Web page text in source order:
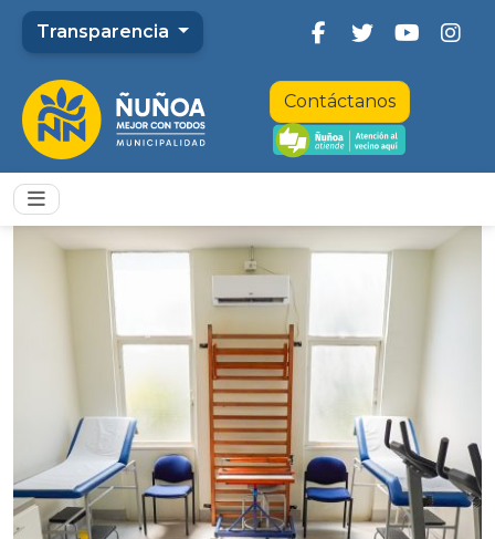
Transparencia
Contáctanos